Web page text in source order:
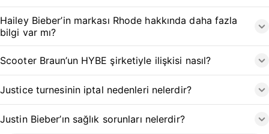
Hailey Bieber’in markası Rhode hakkında daha fazla
bilgi var mı?
Scooter Braun’un HYBE şirketiyle ilişkisi nasıl?
Justice turnesinin iptal nedenleri nelerdir?
Justin Bieber’ın sağlık sorunları nelerdir?